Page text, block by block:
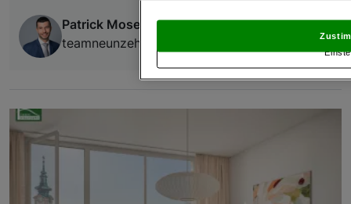
Patrick Moser
teamneunzehn-Gruppeund Widerspruch gegen die Verarbeitung auf der
„Cookie Einstellungen“, die sich auf jeder Seite